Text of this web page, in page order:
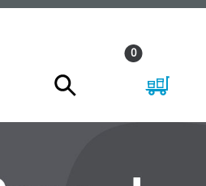
0